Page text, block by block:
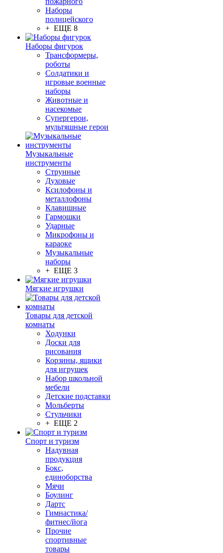
Наборы
полицейского
+ ЕЩЕ 8
Наборы фигурок
Трансформеры,
роботы
Солдатики и
игровые военные
наборы
Животные и
насекомые
Супергерои,
мультяшные герои
Музыкальные
инструменты
Струнные
Духовые
Ксилофоны и
металлофоны
Клавишные
Гармошки
Ударные
Микрофоны и
караоке
Музыкальные
наборы
+ ЕЩЕ 3
Мягкие игрушки
Товары для детской
комнаты
Ходунки
Доски для
рисования
Корзины, ящики
для игрушек
Набор школьной
мебели
Детские подставки
Мольберты
Стульчики
+ ЕЩЕ 2
Спорт и туризм
Надувная
продукция
Бокс,
единоборства
Мячи
Боулинг
Дартс
Гимнастика/
фитнес/йога
Прочие
спортивные
товары